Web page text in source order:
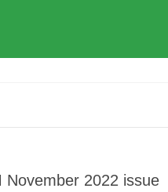
November 2022 issue